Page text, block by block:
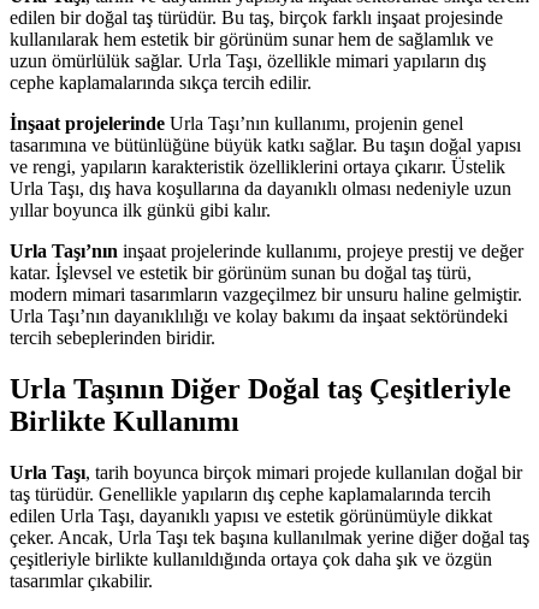
edilen bir doğal taş türüdür. Bu taş, birçok farklı inşaat projesinde
kullanılarak hem estetik bir görünüm sunar hem de sağlamlık ve
uzun ömürlülük sağlar. Urla Taşı, özellikle mimari yapıların dış
cephe kaplamalarında sıkça tercih edilir.
İnşaat projelerinde Urla Taşı’nın kullanımı, projenin genel
tasarımına ve bütünlüğüne büyük katkı sağlar. Bu taşın doğal yapısı
ve rengi, yapıların karakteristik özelliklerini ortaya çıkarır. Üstelik
Urla Taşı, dış hava koşullarına da dayanıklı olması nedeniyle uzun
yıllar boyunca ilk günkü gibi kalır.
Urla Taşı’nın inşaat projelerinde kullanımı, projeye prestij ve değer
katar. İşlevsel ve estetik bir görünüm sunan bu doğal taş türü,
modern mimari tasarımların vazgeçilmez bir unsuru haline gelmiştir.
Urla Taşı’nın dayanıklılığı ve kolay bakımı da inşaat sektöründeki
tercih sebeplerinden biridir.
Urla Taşının Diğer Doğal taş Çeşitleriyle
Birlikte Kullanımı
Urla Taşı, tarih boyunca birçok mimari projede kullanılan doğal bir
taş türüdür. Genellikle yapıların dış cephe kaplamalarında tercih
edilen Urla Taşı, dayanıklı yapısı ve estetik görünümüyle dikkat
çeker. Ancak, Urla Taşı tek başına kullanılmak yerine diğer doğal taş
çeşitleriyle birlikte kullanıldığında ortaya çok daha şık ve özgün
tasarımlar çıkabilir.